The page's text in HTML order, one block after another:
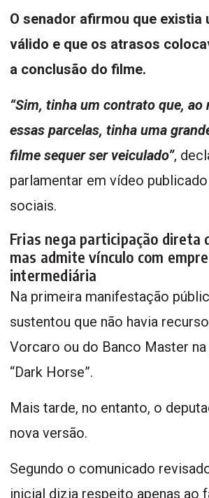
O senador afirmou que existia
válido e que os atrasos
a conclusão do filme.
“Sim, tinha um contrato que, ao
essas parcelas, tinha uma
filme sequer ser veiculado”,
parlamentar em vídeo
sociais.
Frias nega participação direta
mas admite vínculo com
intermediária
Na primeira manifestação
sustentou que não havia
Vorcaro ou do Banco Master
“Dark Horse”.
Mais tarde, no entanto, o
nova versão.
Segundo o comunicado
inicial dizia respeito apenas ao